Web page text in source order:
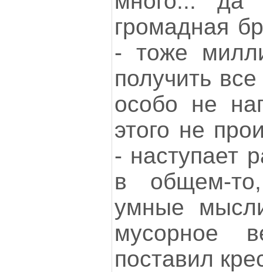
громадная
- тоже
получить
особо не
этого не
- наступает
в общем-
умные
мусорное
поставил